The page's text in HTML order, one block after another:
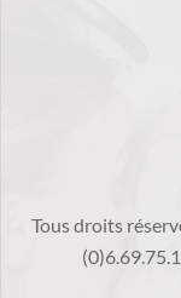
Tous droits